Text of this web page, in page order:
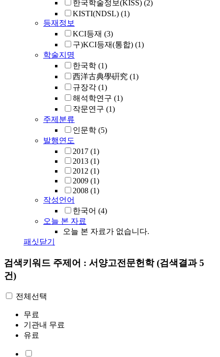
한국학술정보(KISS) (2)
KISTI(NDSL) (1)
등재정보
KCI등재 (3)
구)KCI등재(통합) (1)
학술지명
한국학 (1)
西洋古典學硏究 (1)
규장각 (1)
해석학연구 (1)
작문연구 (1)
주제분류
인문학 (5)
발행연도
2017 (1)
2013 (1)
2012 (1)
2009 (1)
2008 (1)
작성언어
한국어 (4)
오늘 본 자료
오늘 본 자료가 없습니다.
패싯닫기
검색키워드 주제어 : 서양고전문헌학(검색결과 5
건)
전체선택
무료
기관내 무료
유료